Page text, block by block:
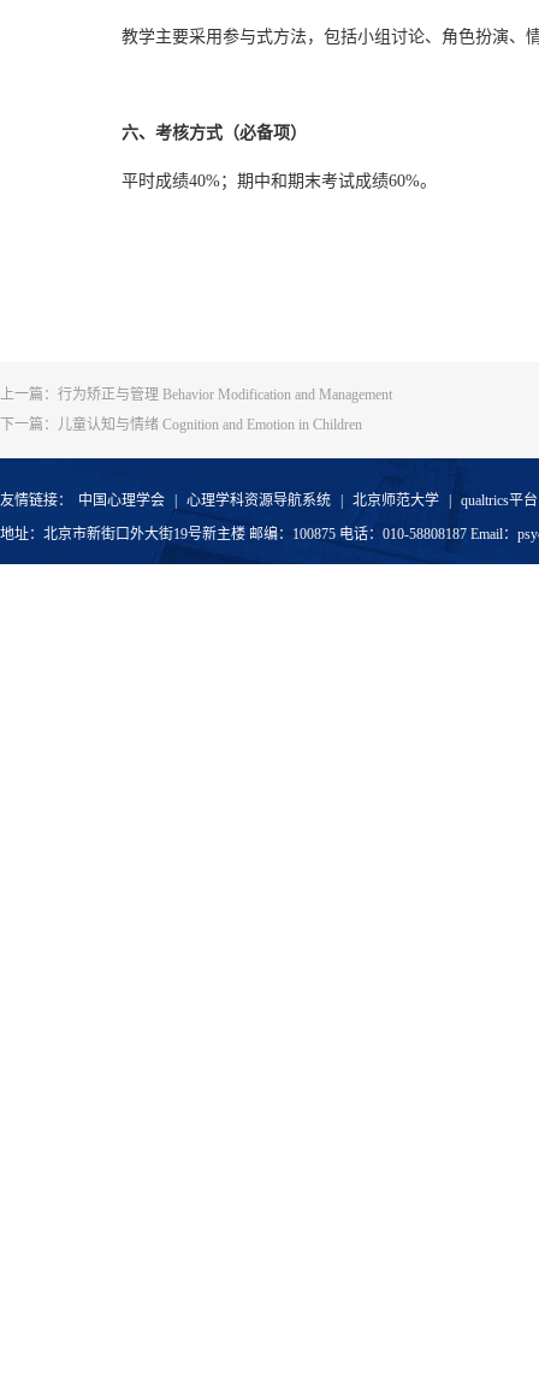
教学主要采用参与式方法，包括小组讨论、角色扮演、
六、考核方式（必备项）
平时成绩40%；期中和期末考试成绩60%。
上一篇： 行为矫正与管理 Behavior Modification and Management
下一篇： 儿童认知与情绪 Cognition and Emotion in Children
友情链接： 中国心理学会 心理学科资源导航系统 北京师范大学
qualtrics平台
地址：北京市新街口外大街19号新主楼 邮编：100875 电话：010-58808187 Email：